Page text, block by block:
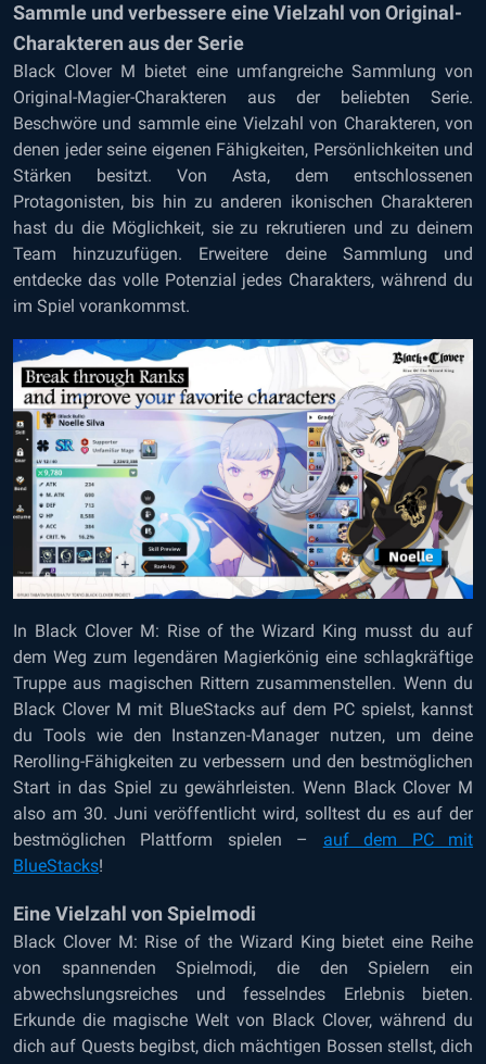
Sammle und verbessere eine Vielzahl von Original-
Charakteren aus der Serie
Black Clover M bietet eine umfangreiche Sammlung von
Original-Magier-Charakteren aus der beliebten Serie.
Beschwöre und sammle eine Vielzahl von Charakteren, von
denen jeder seine eigenen Fähigkeiten, Persönlichkeiten und
Stärken besitzt. Von Asta, dem entschlossenen
Protagonisten, bis hin zu anderen ikonischen Charakteren
hast du die Möglichkeit, sie zu rekrutieren und zu deinem
Team hinzuzufügen. Erweitere deine Sammlung und
entdecke das volle Potenzial jedes Charakters, während du
im Spiel vorankommst.
In Black Clover M: Rise of the Wizard King musst du auf
dem Weg zum legendären Magierkönig eine schlagkräftige
Truppe aus magischen Rittern zusammenstellen. Wenn du
Black Clover M mit BlueStacks auf dem PC spielst, kannst
du Tools wie den Instanzen-Manager nutzen, um deine
Rerolling-Fähigkeiten zu verbessern und den bestmöglichen
Start in das Spiel zu gewährleisten. Wenn Black Clover M
also am 30. Juni veröffentlicht wird, solltest du es auf der
bestmöglichen Plattform spielen – auf dem PC mit
BlueStacks!
Eine Vielzahl von Spielmodi
Black Clover M: Rise of the Wizard King bietet eine Reihe
von spannenden Spielmodi, die den Spielern ein
abwechslungsreiches und fesselndes Erlebnis bieten.
Erkunde die magische Welt von Black Clover, während du
dich auf Quests begibst, dich mächtigen Bossen stellst, dich